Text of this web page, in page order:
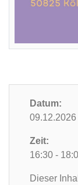
Datum:
09.12.2026
Zeit:
16:30 -
Dieser